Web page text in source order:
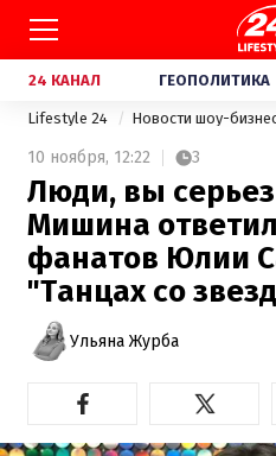
24 КАНАЛ ГЕОПОЛИТИКА
Lifestyle 24 Новости шоу-
10 ноября, 12:22 3
Люди, вы
Мишина
фанатов Юлии
"Танцах со
Ульяна Журба